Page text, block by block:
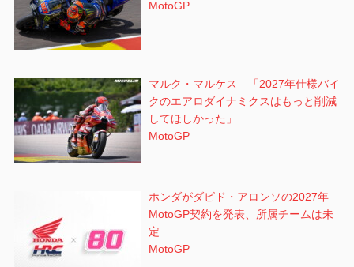
MotoGP
マルク・マルケス 「2027年仕様バイ
クのエアロダイナミクスはもっと削減
してほしかった」
MotoGP
ホンダがダビド・アロンソの2027年
MotoGP契約を発表、所属チームは未
定
MotoGP